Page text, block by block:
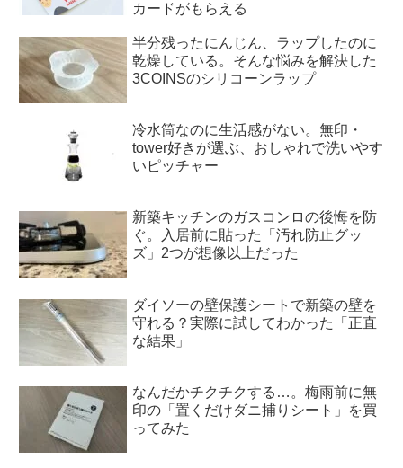
カードがもらえる
半分残ったにんじん、ラップしたのに
乾燥している。そんな悩みを解決した
3COINSのシリコーンラップ
冷水筒なのに生活感がない。無印・
tower好きが選ぶ、おしゃれで洗いやす
いピッチャー
新築キッチンのガスコンロの後悔を防
ぐ。入居前に貼った「汚れ防止グッ
ズ」2つが想像以上だった
ダイソーの壁保護シートで新築の壁を
守れる？実際に試してわかった「正直
な結果」
なんだかチクチクする…。梅雨前に無
印の「置くだけダニ捕りシート」を買
ってみた